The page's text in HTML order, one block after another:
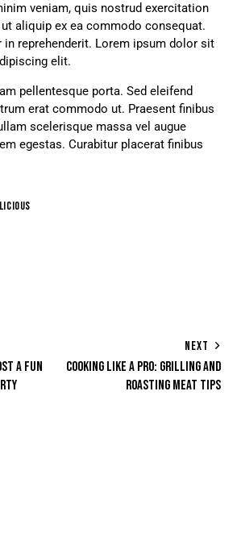
veniam, quis nostrud exercitation
aliquip ex ea commodo consequat.
in reprehenderit. Lorem ipsum dolor sit
elit.
pellentesque porta. Sed eleifend
erat commodo ut. Praesent finibus
scelerisque massa vel augue
egestas. Curabitur placerat finibus
A FUN
NEXT
COOKING LIKE A PRO: GRILLING AND
ROASTING MEAT TIPS